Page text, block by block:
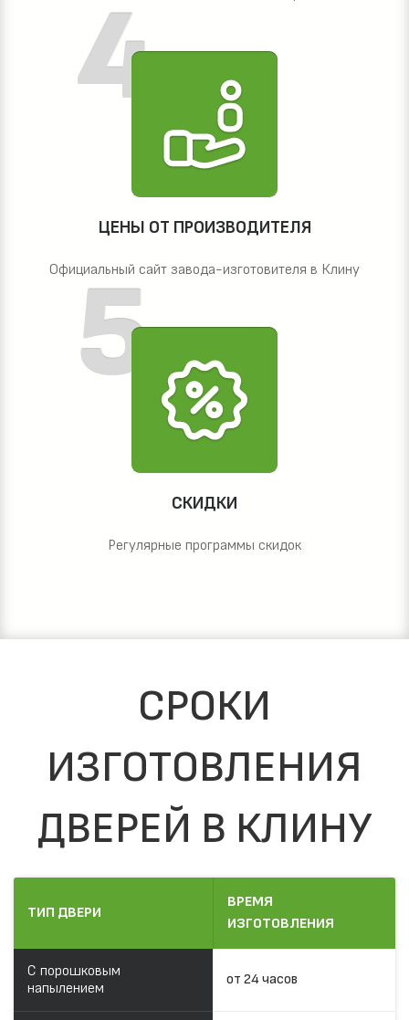
ЦЕНЫ ОТ ПРОИЗВОДИТЕЛЯ
Официальный сайт завода-изготовителя в Клину
СКИДКИ
Регулярные программы скидок
СРОКИ
ИЗГОТОВЛЕНИЯ
ДВЕРЕЙ В КЛИНУ
ТИП ДВЕРИ
ВРЕМЯ
ИЗГОТОВЛЕНИЯ
С порошковым
напылением
от 24 часов